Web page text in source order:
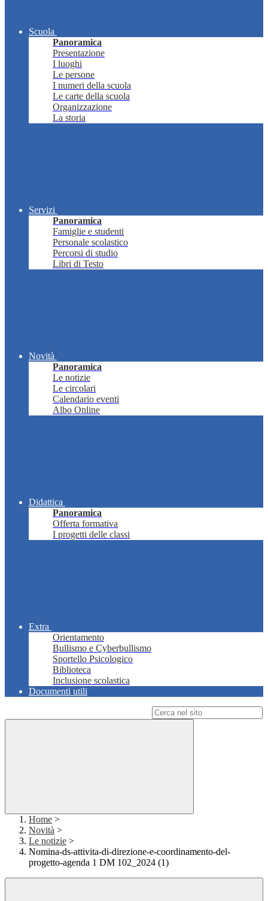
Scuola
Panoramica
Presentazione
I luoghi
Le persone
I numeri della scuola
Le carte della scuola
Organizzazione
La storia
Servizi
Panoramica
Famiglie e studenti
Personale scolastico
Percorsi di studio
Libri di Testo
Novità
Panoramica
Le notizie
Le circolari
Calendario eventi
Albo Online
Didattica
Panoramica
Offerta formativa
I progetti delle classi
Extra
Orientamento
Bullismo e Cyberbullismo
Sportello Psicologico
Biblioteca
Inclusione scolastica
Documenti utili
Home >
Novità >
Le notizie >
Nomina-ds-attivita-di-direzione-e-coordinamento-del-
progetto-agenda 1 DM 102_2024 (1)